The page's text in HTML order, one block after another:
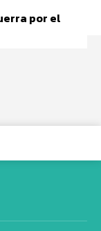
por el